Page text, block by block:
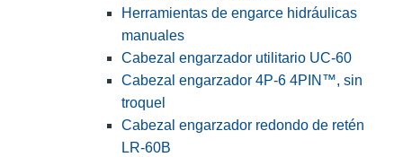
Herramientas de engarce hidráulicas
manuales
Cabezal engarzador utilitario UC-60
Cabezal engarzador 4P-6 4PIN™, sin
troquel
Cabezal engarzador redondo de retén
LR-60B